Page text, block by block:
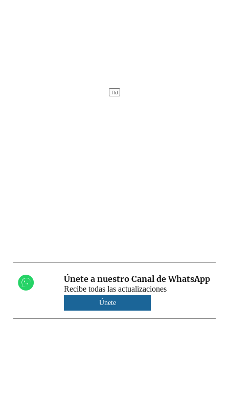
Únete a nuestro Canal de WhatsApp
Recibe todas las actualizaciones
Únete